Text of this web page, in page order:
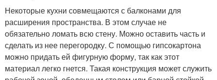
Некоторые кухни совмещаются с балконами для
расширения пространства. В этом случае не
обязательно ломать всю стену. Можно оставить часть и
сделать из нее перегородку. С помощью гипсокартона
можно придать ей фигурную форму, так как этот
материал легко гнется. Такая конструкция может служить